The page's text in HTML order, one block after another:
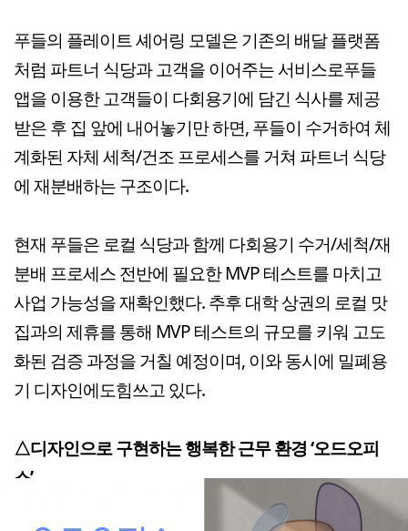
푸들의 플레이트 셰어링 모델은 기존의 배달 플랫폼
처럼 파트너 식당과 고객을 이어주는 서비스로푸들
앱을 이용한 고객들이 다회용기에 담긴 식사를 제공
받은 후 집 앞에 내어놓기만 하면, 푸들이 수거하여 체
계화된 자체 세척/건조 프로세스를 거쳐 파트너 식당
에 재분배하는 구조이다.
현재 푸들은 로컬 식당과 함께 다회용기 수거/세척/재
분배 프로세스 전반에 필요한 MVP 테스트를 마치고
사업 가능성을 재확인했다. 추후 대학 상권의 로컬 맛
집과의 제휴를 통해 MVP 테스트의 규모를 키워 고도
화된 검증 과정을 거칠 예정이며, 이와 동시에 밀폐용
기 디자인에도힘쓰고 있다.
△디자인으로 구현하는 행복한 근무 환경 ‘오드오피
스’